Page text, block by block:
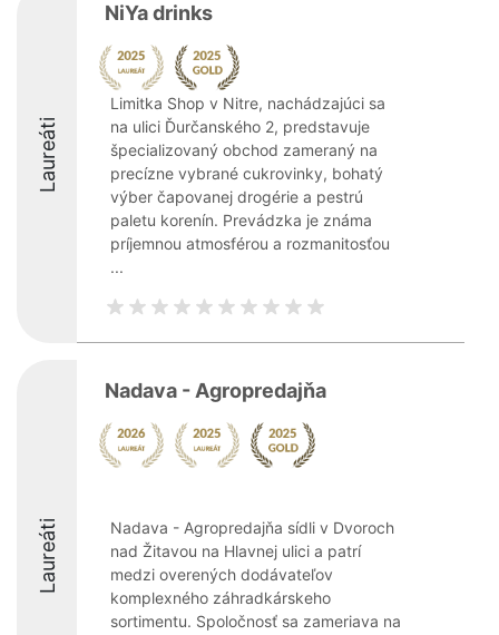
Laureáti
NiYa drinks
Limitka Shop v Nitre, nachádzajúci sa
na ulici Ďurčanského 2, predstavuje
špecializovaný obchod zameraný na
precízne vybrané cukrovinky, bohatý
výber čapovanej drogérie a pestrú
paletu korenín. Prevádzka je známa
príjemnou atmosférou a rozmanitosťou
...
Laureáti
Nadava - Agropredajňa
Nadava - Agropredajňa sídli v Dvoroch
nad Žitavou na Hlavnej ulici a patrí
medzi overených dodávateľov
komplexného záhradkárskeho
sortimentu. Spoločnosť sa zameriava na